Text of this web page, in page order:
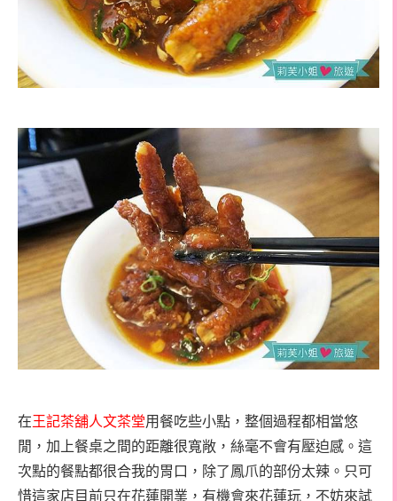
在王記茶舖人文茶堂用餐吃些小點，整個過程都相當悠
閒，加上餐桌之間的距離很寬敞，絲毫不會有壓迫感。這
次點的餐點都很合我的胃口，除了鳳爪的部份太辣。只可
惜這家店目前只在花蓮開業，有機會來花蓮玩，不妨來試